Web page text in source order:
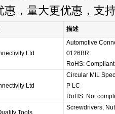
惠，量大更优惠，支
描述
Ltd
Automotive
0126BR
RoHS: Compliant
Ltd
Circular MIL
P LC
RoHS: Not
Tools
Screwdrivers,